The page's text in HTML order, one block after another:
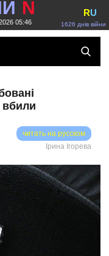
N
05:46 1626 днів війни
RU
вбили
читать на русском
Ірина Ігорева